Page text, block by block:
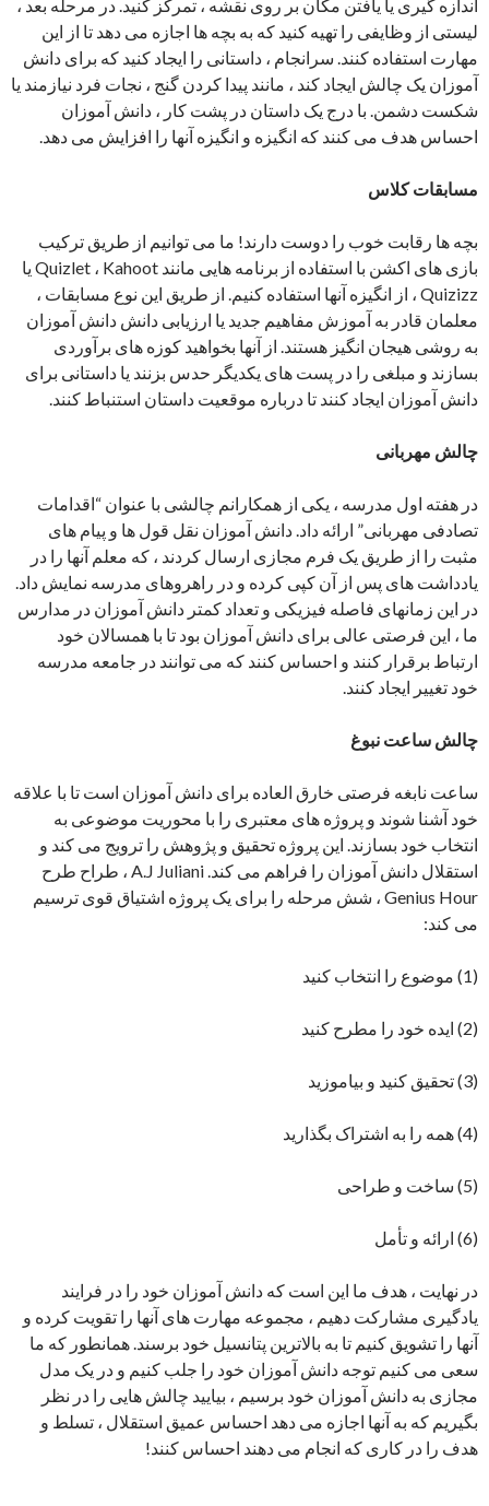
اندازه گیری یا یافتن مکان بر روی نقشه ، تمرکز کنید. در مرحله بعد ،
لیستی از وظایفی را تهیه کنید که به بچه ها اجازه می دهد تا از این
مهارت استفاده کنند. سرانجام ، داستانی را ایجاد کنید که برای دانش
آموزان یک چالش ایجاد کند ، مانند پیدا کردن گنج ، نجات فرد نیازمند یا
شکست دشمن. با درج یک داستان در پشت کار ، دانش آموزان
احساس هدف می کنند که انگیزه و انگیزه آنها را افزایش می دهد.
مسابقات کلاس
بچه ها رقابت خوب را دوست دارند! ما می توانیم از طریق ترکیب
بازی های اکشن با استفاده از برنامه هایی مانند Quizlet ، Kahoot یا
Quizizz ، از انگیزه آنها استفاده کنیم. از طریق این نوع مسابقات ،
معلمان قادر به آموزش مفاهیم جدید یا ارزیابی دانش دانش آموزان
به روشی هیجان انگیز هستند. از آنها بخواهید کوزه های برآوردی
بسازند و مبلغی را در پست های یکدیگر حدس بزنند یا داستانی برای
دانش آموزان ایجاد کنند تا درباره موقعیت داستان استنباط کنند.
چالش مهربانی
در هفته اول مدرسه ، یکی از همکارانم چالشی با عنوان “اقدامات
تصادفی مهربانی” ارائه داد. دانش آموزان نقل قول ها و پیام های
مثبت را از طریق یک فرم مجازی ارسال کردند ، که معلم آنها را در
یادداشت های پس از آن کپی کرده و در راهروهای مدرسه نمایش داد.
در این زمانهای فاصله فیزیکی و تعداد کمتر دانش آموزان در مدارس
ما ، این فرصتی عالی برای دانش آموزان بود تا با همسالان خود
ارتباط برقرار کنند و احساس کنند که می توانند در جامعه مدرسه
خود تغییر ایجاد کنند.
چالش ساعت نبوغ
ساعت نابغه فرصتی خارق العاده برای دانش آموزان است تا با علاقه
خود آشنا شوند و پروژه های معتبری را با محوریت موضوعی به
انتخاب خود بسازند. این پروژه تحقیق و پژوهش را ترویج می کند و
استقلال دانش آموزان را فراهم می کند. A.J Juliani ، طراح طرح
Genius Hour ، شش مرحله را برای یک پروژه اشتیاق قوی ترسیم
می کند:
(1) موضوع را انتخاب کنید
(2) ایده خود را مطرح کنید
(3) تحقیق کنید و بیاموزید
(4) همه را به اشتراک بگذارید
(5) ساخت و طراحی
(6) ارائه و تأمل
در نهایت ، هدف ما این است که دانش آموزان خود را در فرایند
یادگیری مشارکت دهیم ، مجموعه مهارت های آنها را تقویت کرده و
آنها را تشویق کنیم تا به بالاترین پتانسیل خود برسند. همانطور که ما
سعی می کنیم توجه دانش آموزان خود را جلب کنیم و در یک مدل
مجازی به دانش آموزان خود برسیم ، بیایید چالش هایی را در نظر
بگیریم که به آنها اجازه می دهد احساس عمیق استقلال ، تسلط و
هدف را در کاری که انجام می دهند احساس کنند!